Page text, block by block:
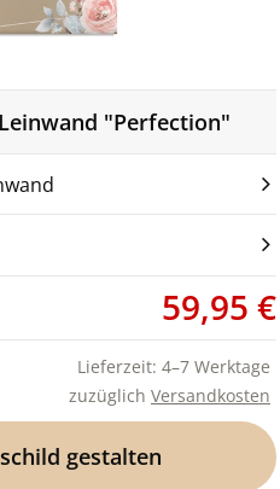
"Perfection"
59,95 €
Lieferzeit: 4–7 Werktage
zuzüglich Versandkosten
gestalten